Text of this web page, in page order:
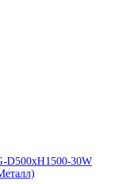
D500xH1500-30W